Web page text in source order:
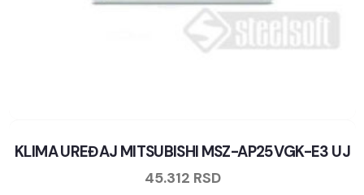
KLIMA UREĐAJ MITSUBISHI MSZ-AP25VGK-E3 UJ
45.312 RSD